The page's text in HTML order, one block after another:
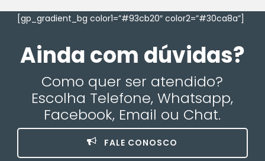
[gp_gradient_bg color1=”#93cb20″ color2=”#30ca8a”]
Ainda com dúvidas?
Como quer ser atendido?
Escolha Telefone, Whatsapp,
Facebook, Email ou Chat.
FALE CONOSCO